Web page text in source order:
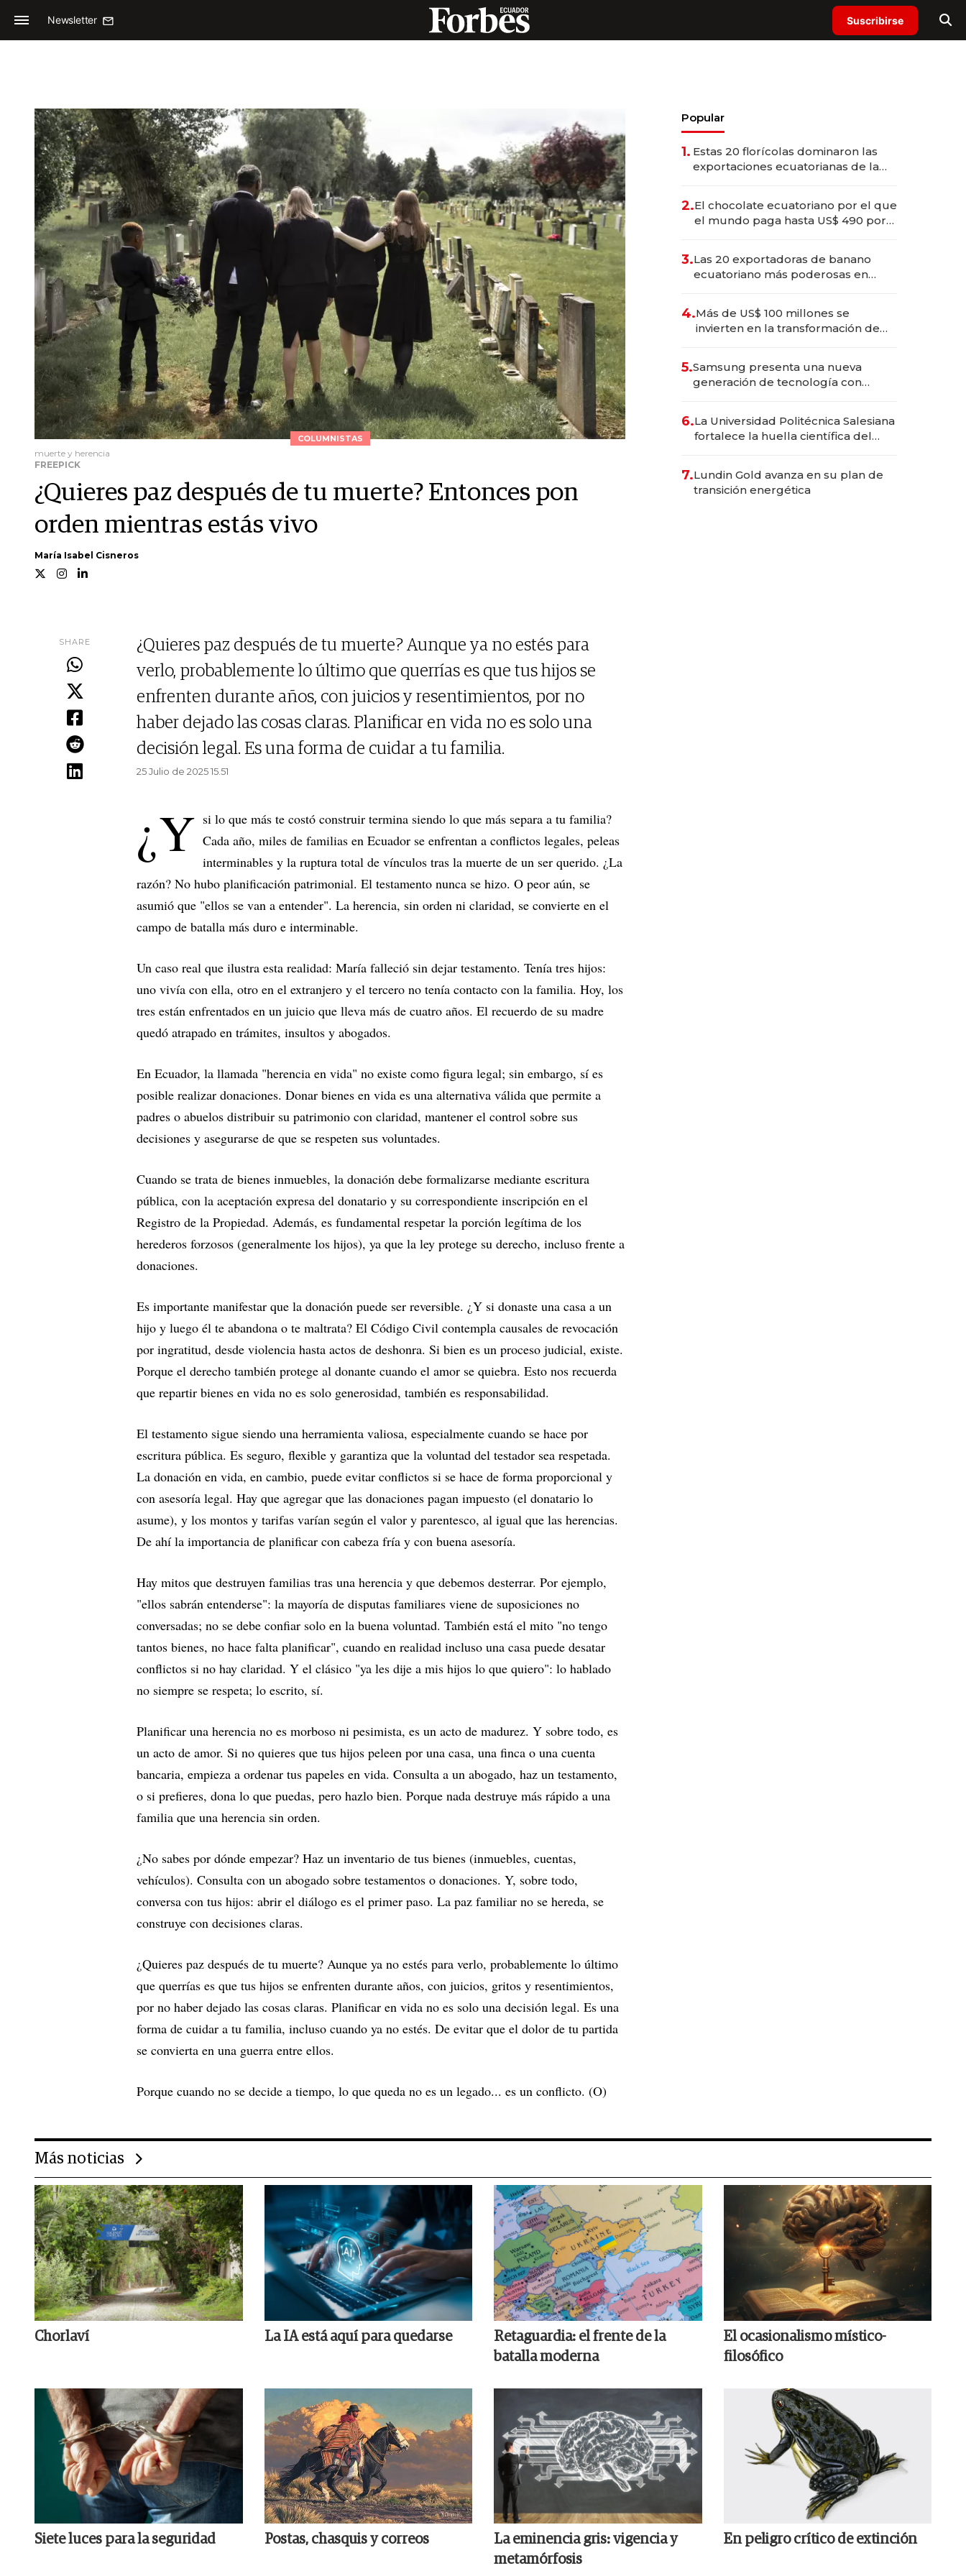
Newsletter Suscribirse
COLUMNISTAS
muerte y herencia
FREEPICK
¿Quieres paz después de tu muerte? Entonces pon
orden mientras estás vivo
María Isabel Cisneros
SHARE
¿Quieres paz después de tu muerte? Aunque ya no estés para
verlo, probablemente lo último que querrías es que tus hijos se
enfrenten durante años, con juicios y resentimientos, por no
haber dejado las cosas claras. Planificar en vida no es solo una
decisión legal. Es una forma de cuidar a tu familia.
25 Julio de 2025 15.51
¿Y si lo que más te costó construir termina siendo lo que más separa a tu familia?
Cada año, miles de familias en Ecuador se enfrentan a conflictos legales, peleas
interminables y la ruptura total de vínculos tras la muerte de un ser querido. ¿La
razón? No hubo planificación patrimonial. El testamento nunca se hizo. O peor aún, se
asumió que "ellos se van a entender". La herencia, sin orden ni claridad, se convierte en el
campo de batalla más duro e interminable.
Un caso real que ilustra esta realidad: María falleció sin dejar testamento. Tenía tres hijos:
uno vivía con ella, otro en el extranjero y el tercero no tenía contacto con la familia. Hoy, los
tres están enfrentados en un juicio que lleva más de cuatro años. El recuerdo de su madre
quedó atrapado en trámites, insultos y abogados.
En Ecuador, la llamada "herencia en vida" no existe como figura legal; sin embargo, sí es
posible realizar donaciones. Donar bienes en vida es una alternativa válida que permite a
padres o abuelos distribuir su patrimonio con claridad, mantener el control sobre sus
decisiones y asegurarse de que se respeten sus voluntades.
Cuando se trata de bienes inmuebles, la donación debe formalizarse mediante escritura
pública, con la aceptación expresa del donatario y su correspondiente inscripción en el
Registro de la Propiedad. Además, es fundamental respetar la porción legítima de los
herederos forzosos (generalmente los hijos), ya que la ley protege su derecho, incluso frente a
donaciones.
Es importante manifestar que la donación puede ser reversible. ¿Y si donaste una casa a un
hijo y luego él te abandona o te maltrata? El Código Civil contempla causales de revocación
por ingratitud, desde violencia hasta actos de deshonra. Si bien es un proceso judicial, existe.
Porque el derecho también protege al donante cuando el amor se quiebra. Esto nos recuerda
que repartir bienes en vida no es solo generosidad, también es responsabilidad.
El testamento sigue siendo una herramienta valiosa, especialmente cuando se hace por
escritura pública. Es seguro, flexible y garantiza que la voluntad del testador sea respetada.
La donación en vida, en cambio, puede evitar conflictos si se hace de forma proporcional y
con asesoría legal. Hay que agregar que las donaciones pagan impuesto (el donatario lo
asume), y los montos y tarifas varían según el valor y parentesco, al igual que las herencias.
De ahí la importancia de planificar con cabeza fría y con buena asesoría.
Hay mitos que destruyen familias tras una herencia y que debemos desterrar. Por ejemplo,
"ellos sabrán entenderse": la mayoría de disputas familiares viene de suposiciones no
conversadas; no se debe confiar solo en la buena voluntad. También está el mito "no tengo
tantos bienes, no hace falta planificar", cuando en realidad incluso una casa puede desatar
conflictos si no hay claridad. Y el clásico "ya les dije a mis hijos lo que quiero": lo hablado
no siempre se respeta; lo escrito, sí.
Planificar una herencia no es morboso ni pesimista, es un acto de madurez. Y sobre todo, es
un acto de amor. Si no quieres que tus hijos peleen por una casa, una finca o una cuenta
bancaria, empieza a ordenar tus papeles en vida. Consulta a un abogado, haz un testamento,
o si prefieres, dona lo que puedas, pero hazlo bien. Porque nada destruye más rápido a una
familia que una herencia sin orden.
¿No sabes por dónde empezar? Haz un inventario de tus bienes (inmuebles, cuentas,
vehículos). Consulta con un abogado sobre testamentos o donaciones. Y, sobre todo,
conversa con tus hijos: abrir el diálogo es el primer paso. La paz familiar no se hereda, se
construye con decisiones claras.
¿Quieres paz después de tu muerte? Aunque ya no estés para verlo, probablemente lo último
que querrías es que tus hijos se enfrenten durante años, con juicios, gritos y resentimientos,
por no haber dejado las cosas claras. Planificar en vida no es solo una decisión legal. Es una
forma de cuidar a tu familia, incluso cuando ya no estés. De evitar que el dolor de tu partida
se convierta en una guerra entre ellos.
Porque cuando no se decide a tiempo, lo que queda no es un legado... es un conflicto. (O)
Popular
1. Estas 20 florícolas dominaron las
exportaciones ecuatorianas de la
2.El chocolate ecuatoriano por el que
el mundo paga hasta US$ 490 por
3.Las 20 exportadoras de banano
ecuatoriano más poderosas en
4.Más de US$ 100 millones se
invierten en la transformación de
5.Samsung presenta una nueva
generación de tecnología con
6.La Universidad Politécnica Salesiana
fortalece la huella científica del
7.Lundin Gold avanza en su plan de
transición energética
Más noticias
Chorlaví La IA está aquí para quedarse
Retaguardia: el frente de la
batalla moderna
El ocasionalismo místico-
filosófico
Siete luces para la seguridad Postas, chasquis y correos
La eminencia gris: vigencia y
metamórfosis
En peligro crítico de extinción